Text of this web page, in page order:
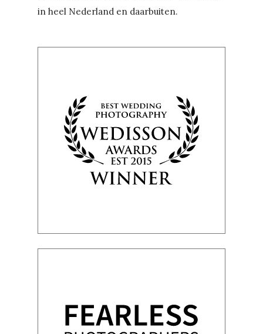
in heel Nederland en daarbuiten.